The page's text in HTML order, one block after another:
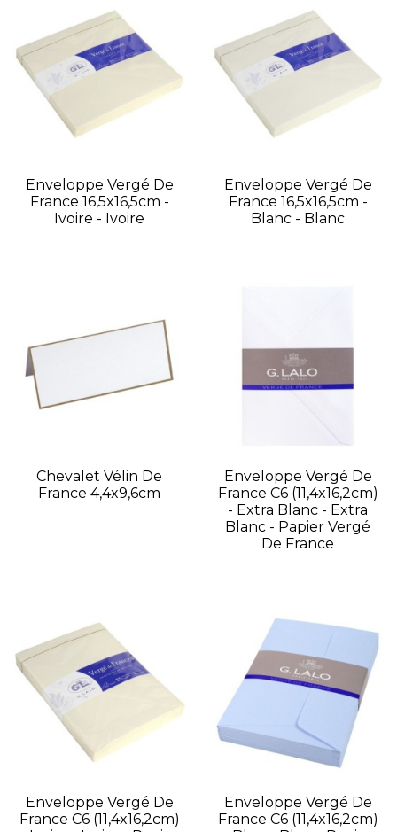
Enveloppe Vergé De
France 16,5x16,5cm -
Ivoire - Ivoire
Enveloppe Vergé De
France 16,5x16,5cm -
Blanc - Blanc
Chevalet Vélin De
France 4,4x9,6cm
Enveloppe Vergé De
France C6 (11,4x16,2cm)
- Extra Blanc - Extra
Blanc - Papier Vergé
De France
Enveloppe Vergé De
France C6 (11,4x16,2cm)
Enveloppe Vergé De
France C6 (11,4x16,2cm)